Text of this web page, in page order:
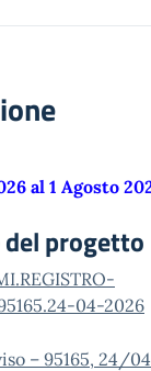
al 1 Agosto
progetto
04-2026
– 95165, 24/